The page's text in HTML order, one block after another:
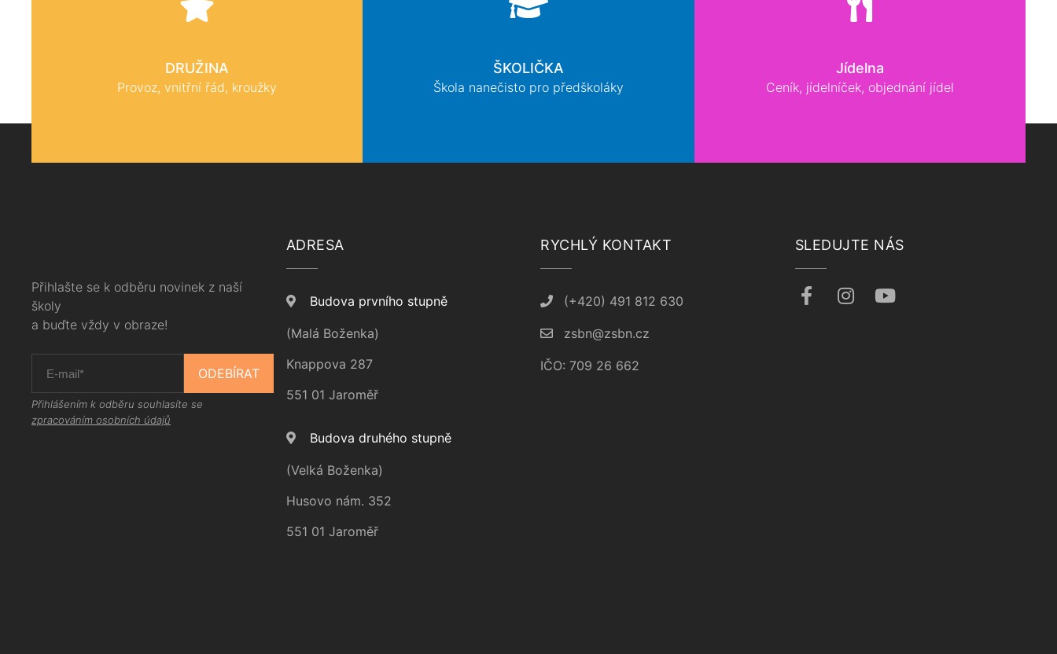
DRUŽINA
Provoz, vnitřní řád, kroužky
ŠKOLIČKA
Škola nanečisto pro předškoláky
Jídelna
Ceník, jídelníček, objednání jídel
Přihlašte se k odběru novinek z naší
školy
a buďte vždy v obraze!
ODEBÍRAT
Přihlášením k odběru souhlasíte se
zpracováním osobních údajů
ADRESA
Budova prvního stupně
(Malá Boženka)
Knappova 287
551 01 Jaroměř
Budova druhého stupně
(Velká Boženka)
Husovo nám. 352
551 01 Jaroměř
RYCHLÝ KONTAKT
(+420) 491 812 630
zsbn@zsbn.cz
IČO: 709 26 662
SLEDUJTE NÁS